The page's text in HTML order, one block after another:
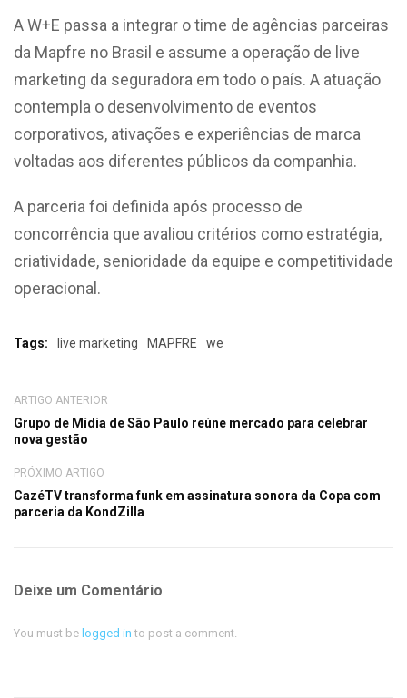
A W+E passa a integrar o time de agências parceiras
da Mapfre no Brasil e assume a operação de live
marketing da seguradora em todo o país. A atuação
contempla o desenvolvimento de eventos
corporativos, ativações e experiências de marca
voltadas aos diferentes públicos da companhia.
A parceria foi definida após processo de
concorrência que avaliou critérios como estratégia,
criatividade, senioridade da equipe e competitividade
operacional.
Tags: live marketing MAPFRE we
ARTIGO ANTERIOR
Grupo de Mídia de São Paulo reúne mercado para celebrar
nova gestão
PRÓXIMO ARTIGO
CazéTV transforma funk em assinatura sonora da Copa com
parceria da KondZilla
Deixe um Comentário
You must be logged in to post a comment.